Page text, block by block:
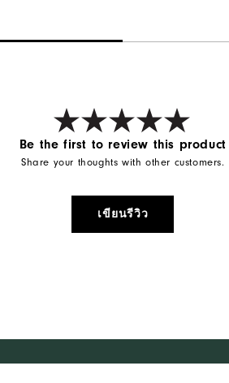
Be the first to review this product
Share your thoughts with other customers.
เขียนรีวิว